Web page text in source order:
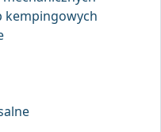
kempingowych